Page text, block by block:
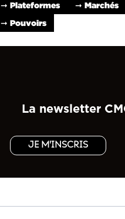
➞ Plateformes
➞ Marchés
➞ Pouvoirs
La newsletter
JE M'INSCRIS